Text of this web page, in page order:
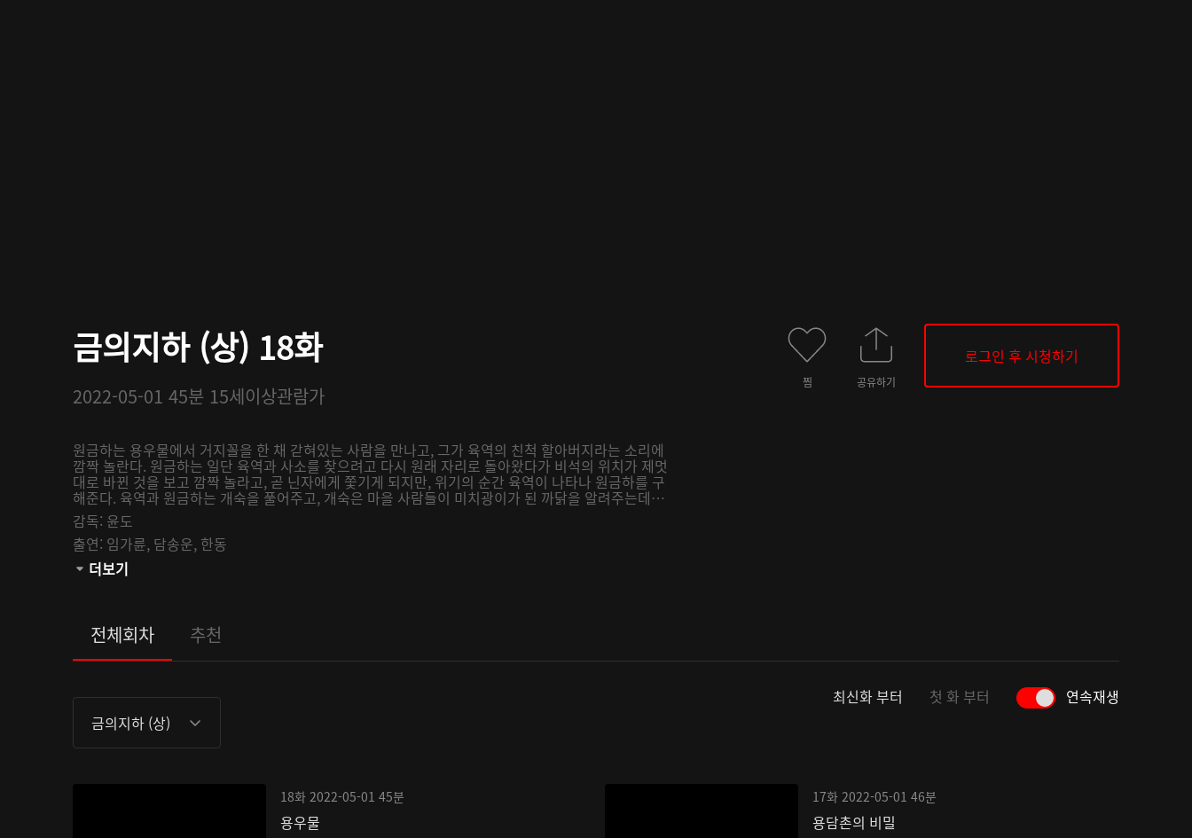
금의지하 (상) 18화
2022-05-01 45분 15세이상관람가
원금하는 용우물에서 거지꼴을 한 채 갇혀있는 사람을 만나고, 그가 육역의 친척 할아버지라는 소리에
깜짝 놀란다. 원금하는 일단 육역과 사소를 찾으려고 다시 원래 자리로 돌아왔다가 비석의 위치가 제멋
대로 바뀐 것을 보고 깜짝 놀라고, 곧 닌자에게 쫓기게 되지만, 위기의 순간 육역이 나타나 원금하를 구
해준다. 육역과 원금하는 개숙을 풀어주고, 개숙은 마을 사람들이 미치광이가 된 까닭을 알려주는데…
감독: 윤도
출연: 임가륜, 담송운, 한동
관람등급:
더보기
찜 공유하기
로그인 후 시청하기
전체회차 추천
금의지하 (상)
최신화 부터 첫 화 부터 연속재생
18화 2022-05-01 45분
용우물
17화 2022-05-01 46분
용담촌의 비밀